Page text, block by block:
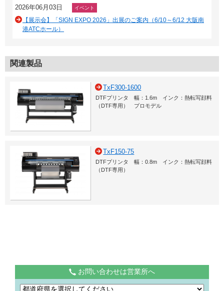
2026年06月03日 イベント
【展示会】「SIGN EXPO 2026」出展のご案内（6/10～6/12 大阪南
港ATCホール）
関連製品
TxF300-1600
DTFプリンタ 幅：1.6m インク：熱転写顔料
（DTF専用） プロモデル
TxF150-75
DTFプリンタ 幅：0.8m インク：熱転写顔料
（DTF専用）
お問い合わせは営業所へ